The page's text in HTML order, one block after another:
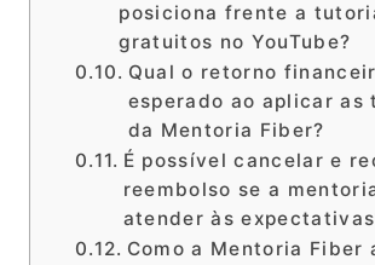
posiciona frente a
gratuitos no YouTube?
Qual o retorno
esperado ao aplicar as
da Mentoria Fiber?
É possível cancelar e
reembolso se a
atender às
Como a Mentoria Fiber